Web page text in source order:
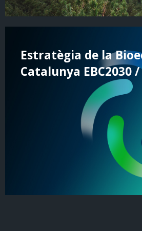
Estratègia de la
Catalunya EBC2030 /